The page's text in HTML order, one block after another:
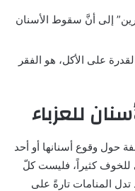
إلى أنَّ سقوط الأسنان
على الأكل، هو الفقر
للعزباء
حول وقوع أسنانها أو أحد
للخوف كثيراً، فليست كلّ
المنامات تارةً على